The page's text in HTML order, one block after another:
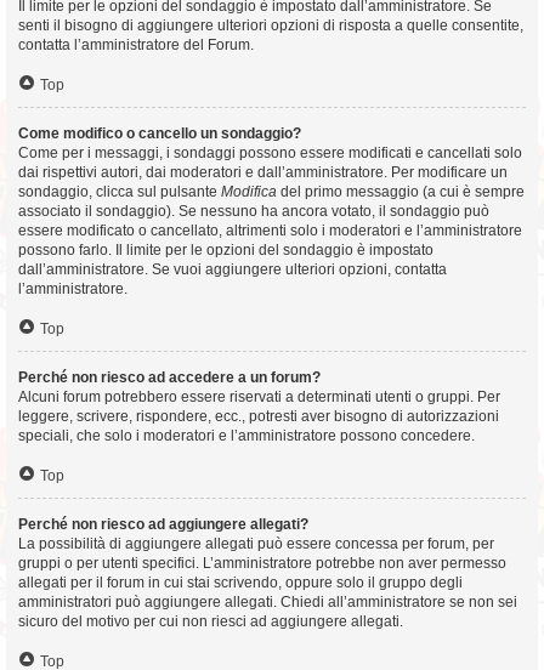
Il limite per le opzioni del sondaggio è impostato dall’amministratore. Se
senti il bisogno di aggiungere ulteriori opzioni di risposta a quelle consentite,
contatta l’amministratore del Forum.
Top
Come modifico o cancello un sondaggio?
Come per i messaggi, i sondaggi possono essere modificati e cancellati solo
dai rispettivi autori, dai moderatori e dall’amministratore. Per modificare un
sondaggio, clicca sul pulsante Modifica del primo messaggio (a cui è sempre
associato il sondaggio). Se nessuno ha ancora votato, il sondaggio può
essere modificato o cancellato, altrimenti solo i moderatori e l’amministratore
possono farlo. Il limite per le opzioni del sondaggio è impostato
dall’amministratore. Se vuoi aggiungere ulteriori opzioni, contatta
l’amministratore.
Top
Perché non riesco ad accedere a un forum?
Alcuni forum potrebbero essere riservati a determinati utenti o gruppi. Per
leggere, scrivere, rispondere, ecc., potresti aver bisogno di autorizzazioni
speciali, che solo i moderatori e l’amministratore possono concedere.
Top
Perché non riesco ad aggiungere allegati?
La possibilità di aggiungere allegati può essere concessa per forum, per
gruppi o per utenti specifici. L’amministratore potrebbe non aver permesso
allegati per il forum in cui stai scrivendo, oppure solo il gruppo degli
amministratori può aggiungere allegati. Chiedi all’amministratore se non sei
sicuro del motivo per cui non riesci ad aggiungere allegati.
Top